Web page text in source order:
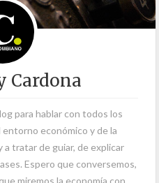
Cardona
para hablar con todos los
económico y de la
a tratar de guiar, de explicar
Espero que conversemos,
miremos la economía con